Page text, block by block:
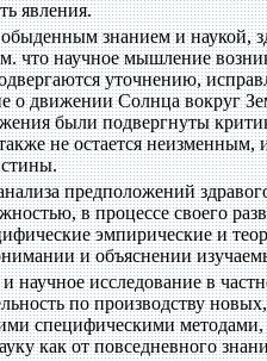
явления.
знанием и наукой,
что научное мышление
уточнению,
о движении Солнца вокруг
были подвергнуты
не остается неизменным,
предположений
в процессе своего
эмпирические и
и объяснении
научное исследование в
по производству
специфическими
как от повседневного